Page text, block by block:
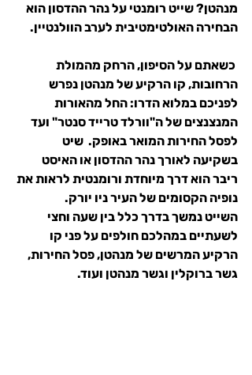
מנהטן? שייט רומנטי על נהר ההדסון הוא
הבחירה האולטימטיבית לערב הוולנטיין.
כשאתם על הסיפון, הרחק מהמולת
הרחובות, קו הרקיע של מנהטן נפרש
לפניכם במלוא הדרו: החל מהאורות
המנצנצים של ה"וורלד טרייד סנטר" ועד
לפסל החירות המואר באופק.  שיט
בשקיעה לאורך נהר ההדסון או האיסט
ריבר הוא דרך מיוחדת ורומנטית לראות את
נופיה הקסומים של העיר ניו יורק.
השייט נמשך בדרך כלל בין שעה וחצי
לשעתיים במהלכם חולפים על פני קו
הרקיע המרשים של מנהטן, פסל החירות,
גשר ברוקלין וגשר מנהטן ועוד.